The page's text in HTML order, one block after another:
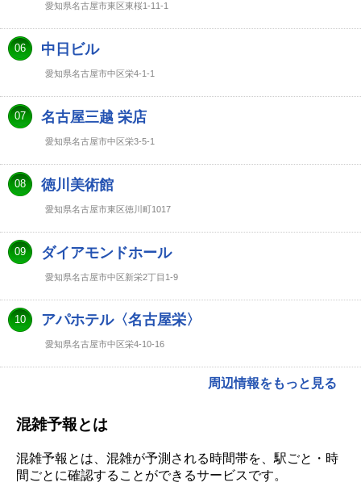
愛知県名古屋市東区東桜1-11-1
06 中日ビル
愛知県名古屋市中区栄4-1-1
07 名古屋三越 栄店
愛知県名古屋市中区栄3-5-1
08 徳川美術館
愛知県名古屋市東区徳川町1017
09 ダイアモンドホール
愛知県名古屋市中区新栄2丁目1-9
10 アパホテル〈名古屋栄〉
愛知県名古屋市中区栄4-10-16
周辺情報をもっと見る
混雑予報とは
混雑予報とは、混雑が予測される時間帯を、駅ごと・時
間ごとに確認することができるサービスです。